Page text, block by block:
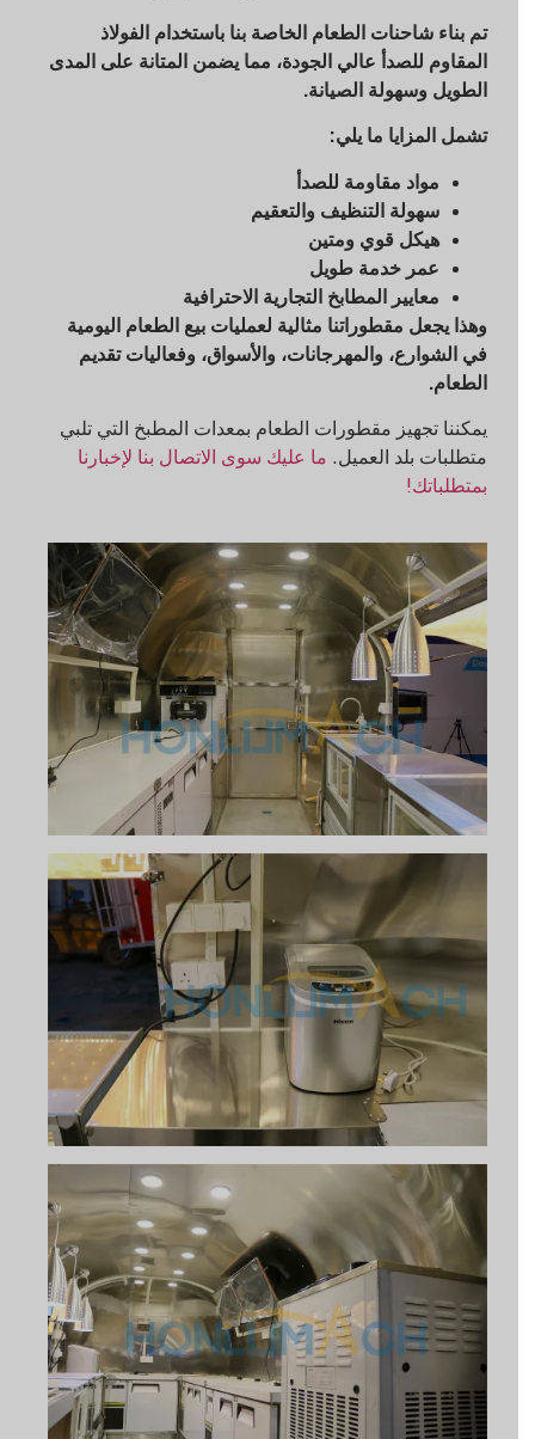
تم بناء شاحنات الطعام الخاصة بنا باستخدام الفولاذ
المقاوم للصدأ عالي الجودة، مما يضمن المتانة على المدى
الطويل وسهولة الصيانة.
تشمل المزايا ما يلي:
مواد مقاومة للصدأ
سهولة التنظيف والتعقيم
هيكل قوي ومتين
عمر خدمة طويل
معايير المطابخ التجارية الاحترافية
وهذا يجعل مقطوراتنا مثالية لعمليات بيع الطعام اليومية
في الشوارع، والمهرجانات، والأسواق، وفعاليات تقديم
الطعام.
يمكننا تجهيز مقطورات الطعام بمعدات المطبخ التي تلبي
متطلبات بلد العميل. ما عليك سوى الاتصال بنا لإخبارنا
بمتطلباتك!